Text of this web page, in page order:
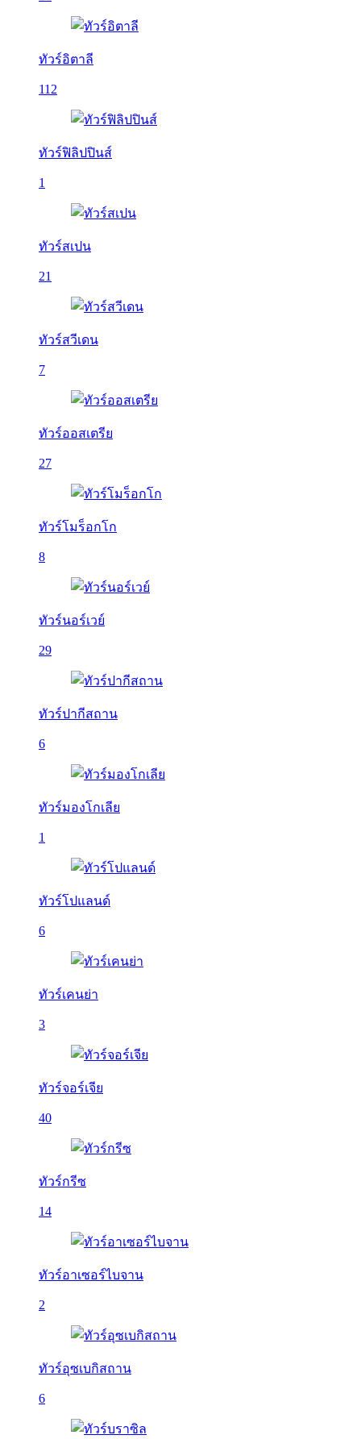
ทัวร์อิตาลี
112
ทัวร์ฟิลิปปินส์
1
ทัวร์สเปน
21
ทัวร์สวีเดน
7
ทัวร์ออสเตรีย
27
ทัวร์โมร็อกโก
8
ทัวร์นอร์เวย์
29
ทัวร์ปากีสถาน
6
ทัวร์มองโกเลีย
1
ทัวร์โปแลนด์
6
ทัวร์เคนย่า
3
ทัวร์จอร์เจีย
40
ทัวร์กรีซ
14
ทัวร์อาเซอร์ไบจาน
2
ทัวร์อุซเบกิสถาน
6